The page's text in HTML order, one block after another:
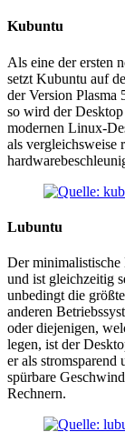
Kubuntu
Als eine der ersten
setzt Kubuntu auf
der Version Plasma
so wird der
modernen Linux-
als vergleichsweise
Lubuntu
Der
und ist gleichzeitig
unbedingt die
anderen
oder diejenigen,
legen, ist der
er als stromsparend
spürbare
Rechnern.